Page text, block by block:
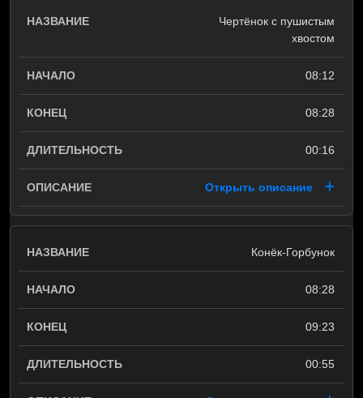
Чертёнок с пушистым
хвостом
08:12
08:28
00:16
Открыть описание
Конёк-Горбунок
08:28
09:23
00:55